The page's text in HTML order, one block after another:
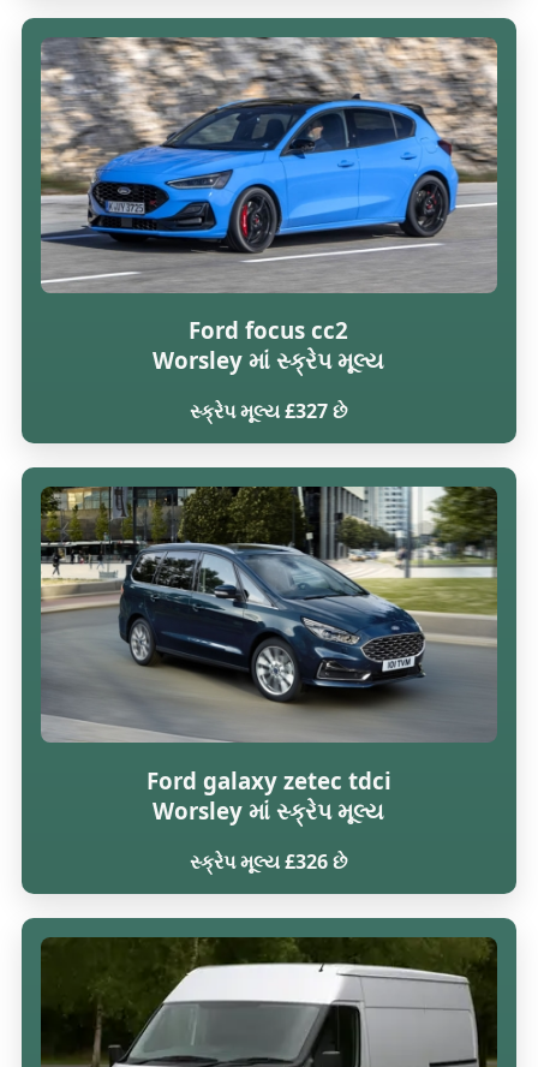
Ford focus cc2
Worsley માં સ્ક્રેપ મૂલ્ય
સ્ક્રેપ મૂલ્ય £327 છે
Ford galaxy zetec tdci
Worsley માં સ્ક્રેપ મૂલ્ય
સ્ક્રેપ મૂલ્ય £326 છે